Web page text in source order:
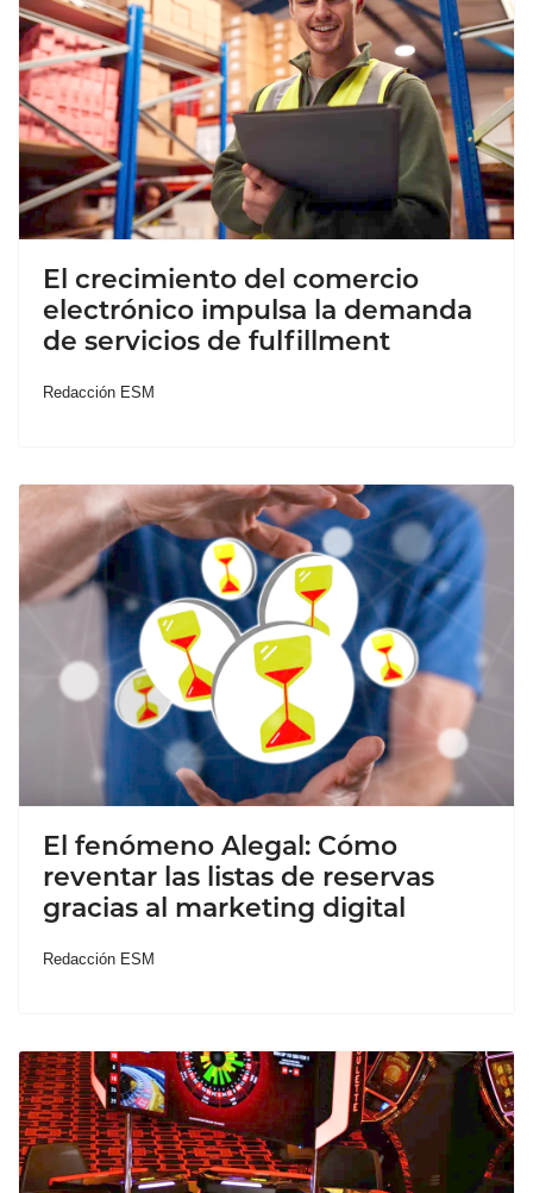
El crecimiento del comercio
electrónico impulsa la demanda
de servicios de fulfillment
Redacción ESM
El fenómeno Alegal: Cómo
reventar las listas de reservas
gracias al marketing digital
Redacción ESM